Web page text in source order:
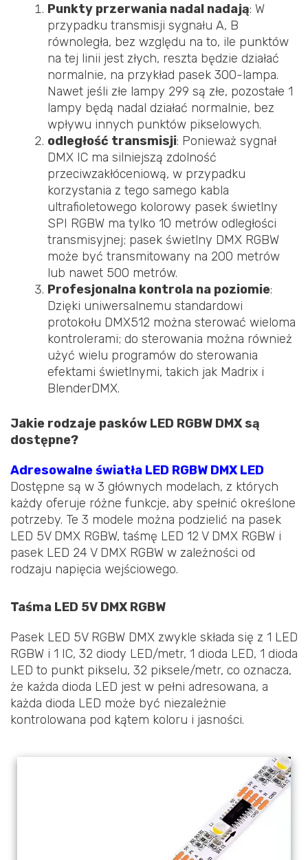
Punkty przerwania nadal nadają: W
przypadku transmisji sygnału A, B
równoległa, bez względu na to, ile punktów
na tej linii jest złych, reszta będzie działać
normalnie, na przykład pasek 300-lampa.
Nawet jeśli złe lampy 299 są złe, pozostałe 1
lampy będą nadal działać normalnie, bez
wpływu innych punktów pikselowych.
odległość transmisji: Ponieważ sygnał
DMX IC ma silniejszą zdolność
przeciwzakłóceniową, w przypadku
korzystania z tego samego kabla
ultrafioletowego kolorowy pasek świetlny
SPI RGBW ma tylko 10 metrów odległości
transmisyjnej; pasek świetlny DMX RGBW
może być transmitowany na 200 metrów
lub nawet 500 metrów.
Profesjonalna kontrola na poziomie:
Dzięki uniwersalnemu standardowi
protokołu DMX512 można sterować wieloma
kontrolerami; do sterowania można również
użyć wielu programów do sterowania
efektami świetlnymi, takich jak Madrix i
BlenderDMX.
Jakie rodzaje pasków LED RGBW DMX są
dostępne?
Adresowalne światła LED RGBW DMX LED
Dostępne są w 3 głównych modelach, z których
każdy oferuje różne funkcje, aby spełnić określone
potrzeby. Te 3 modele można podzielić na pasek
LED 5V DMX RGBW, taśmę LED 12 V DMX RGBW i
pasek LED 24 V DMX RGBW w zależności od
rodzaju napięcia wejściowego.
Taśma LED 5V DMX RGBW
Pasek LED 5V RGBW DMX zwykle składa się z 1 LED
RGBW i 1 IC, 32 diody LED/metr, 1 dioda LED, 1 dioda
LED to punkt pikselu, 32 piksele/metr, co oznacza,
że każda dioda LED jest w pełni adresowana, a
każda dioda LED może być niezależnie
kontrolowana pod kątem koloru i jasności.